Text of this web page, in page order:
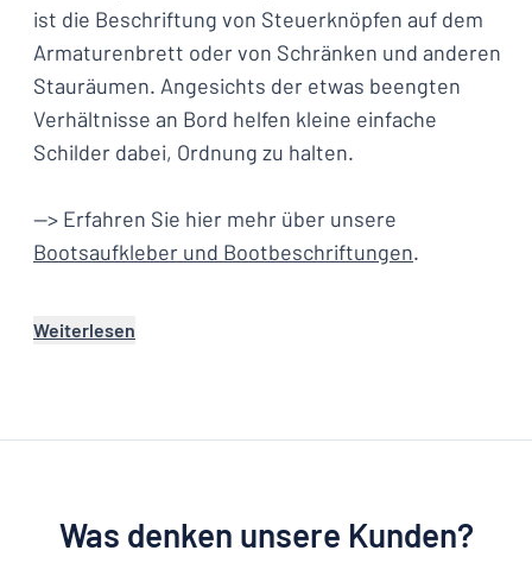
ist die Beschriftung von Steuerknöpfen auf dem
Armaturenbrett oder von Schränken und anderen
Stauräumen. Angesichts der etwas beengten
Verhältnisse an Bord helfen kleine einfache
Schilder dabei, Ordnung zu halten.
—> Erfahren Sie hier mehr über unsere
Bootsaufkleber und Bootbeschriftungen.
Weiterlesen
Was denken unsere Kunden?